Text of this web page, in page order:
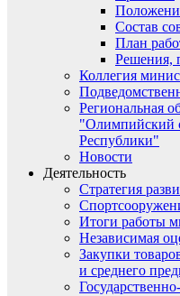
Состав
План
Решения,
Коллегия
Региональная
"Олимпийский
Республики"
Новости
Деятельность
Стратегия
Итоги работы
Независимая
Закупки
и среднего